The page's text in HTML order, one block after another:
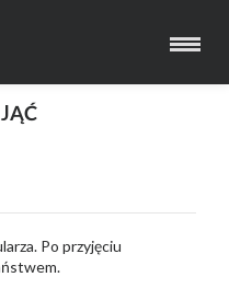
Po przyjęciu